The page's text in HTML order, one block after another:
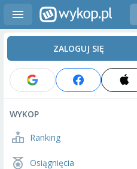
ZALOGUJ SIĘ
WYKOP
Ranking
Osiągnięcia